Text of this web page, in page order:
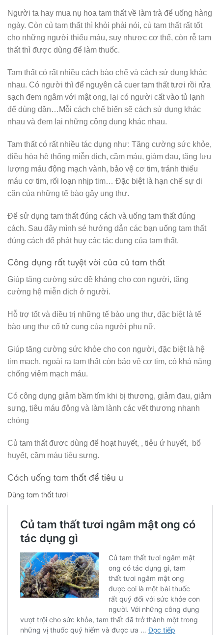
Người ta hay mua nụ hoa tam thất về làm trà để uống hàng
ngày. Còn củ tam thất thì khỏi phải nói, củ tam thất rất tốt
cho những người thiếu máu, suy nhược cơ thể, còn rễ tam
thất thì được dùng để làm thuốc.
Tam thất có rất nhiều cách bào chế và cách sử dụng khác
nhau. Có người thì để nguyên cả cuer tam thất tươi rồi rửa
sạch đem ngâm với mật ong, lại có người cất vào tủ lạnh
để dùng dần…Mỗi cách chế biến sẽ cách sử dụng khác
nhau và đem lại những công dụng khác nhau.
Tam thất có rất nhiều tác dụng như: Tăng cường sức khỏe,
điều hòa hệ thống miễn dịch, cầm máu, giảm đau, tăng lưu
lượng máu động mạch vành, bảo vệ cơ tim, tránh thiếu
máu cơ tim, rối loạn nhịp tim… Đặc biệt là hạn chế sự di
căn của những tế bào gây ung thư.
Để sử dụng tam thất đúng cách và uống tam thất đúng
cách. Sau đây mình sé hướng dẫn các bạn uống tam thất
đúng cách để phát huy các tác dụng của tam thất.
Công dụng rất tuyệt vời của củ tam thất
Giúp tăng cường sức đề kháng cho con người, tăng
cường hệ miễn dịch ở người.
Hỗ trợ tốt và điều trị những tế bào ung thư, đặc biệt là tế
bào ung thư cổ tử cung của người phụ nữ.
Giúp tăng cường sức khỏe cho con người, đặc biệt là hệ
tim mạch, ngoài ra tam thất còn bảo vệ cơ tim, có khả năng
chống viêm mạch máu.
Có công dụng giảm bầm tím khi bị thương, giảm đau, giảm
sưng, tiêu máu đông và làm lành các vết thương nhanh
chóng
Củ tam thất đươc dùng để hoạt huyết, , tiêu ứ huyết, bổ
huyết, cầm máu tiêu sưng.
Cách uống tam thất để tiêu u
Dùng tam thất tươi